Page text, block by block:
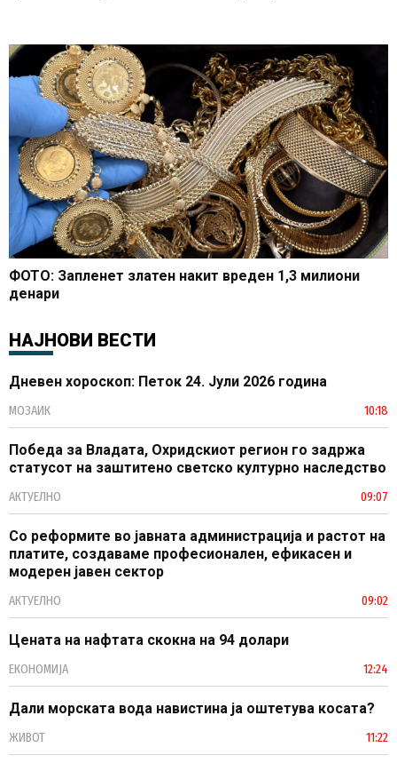
ФОТО: Запленет златен накит вреден 1,3 милиони
денари
НАЈНОВИ ВЕСТИ
Дневен хороскоп: Петок 24. Јули 2026 година
МОЗАИК 10:18
Победа за Владата, Охридскиот регион го задржа
статусот на заштитено светско културно наследство
АКТУЕЛНО 09:07
Со реформите во јавната администрација и растот на
платите, создаваме професионален, ефикасен и
модерен јавен сектор
АКТУЕЛНО 09:02
Цената на нафтата скокна на 94 долари
ЕКОНОМИЈА 12:24
Дали морската вода навистина ја оштетува косата?
ЖИВОТ 11:22